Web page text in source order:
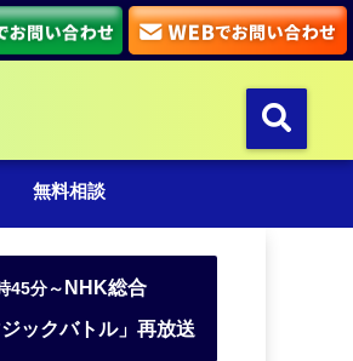
無料相談
45分～ NHK総合
ジックバトル」再放送